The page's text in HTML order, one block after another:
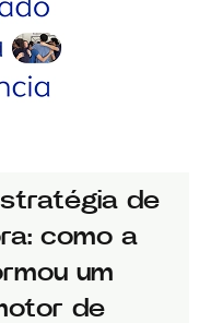
de
como a
um
de